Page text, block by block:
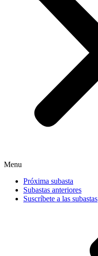
Menu
Próxima subasta
Subastas anteriores
Suscríbete a las subastas